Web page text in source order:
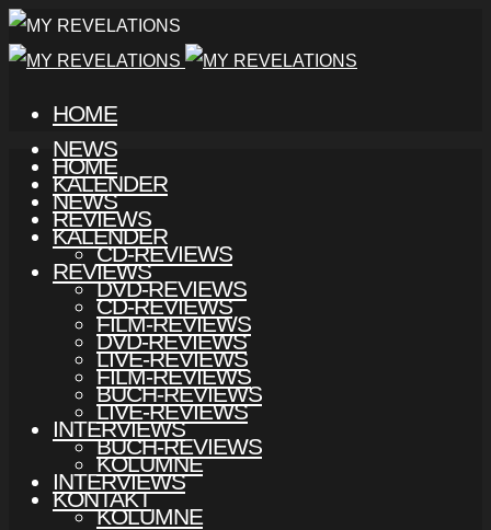
HOME
NEWS
KALENDER
REVIEWS
CD-REVIEWS
DVD-REVIEWS
FILM-REVIEWS
LIVE-REVIEWS
BUCH-REVIEWS
INTERVIEWS
KOLUMNE
KONTAKT
HOME
NEWS
KALENDER
REVIEWS
CD-REVIEWS
DVD-REVIEWS
FILM-REVIEWS
LIVE-REVIEWS
BUCH-REVIEWS
INTERVIEWS
KOLUMNE